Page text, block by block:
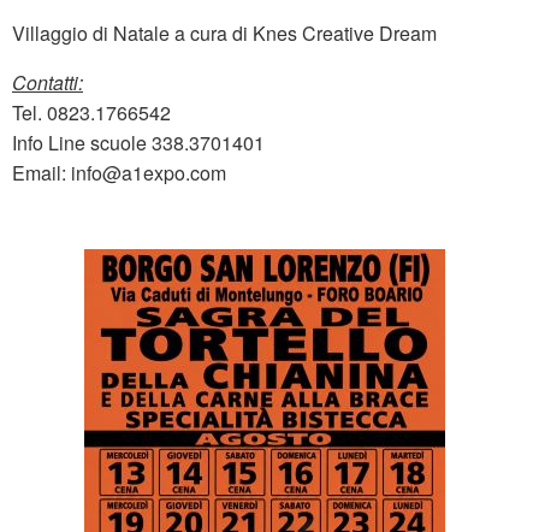
Villaggio di Natale a cura di Knes Creative Dream
Contatti:
Tel. 0823.1766542
Info Line scuole 338.3701401
Email: info@a1expo.com